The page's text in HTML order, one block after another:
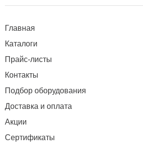
Главная
Каталоги
Прайс-листы
Контакты
Подбор оборудования
Доставка и оплата
Акции
Сертификаты